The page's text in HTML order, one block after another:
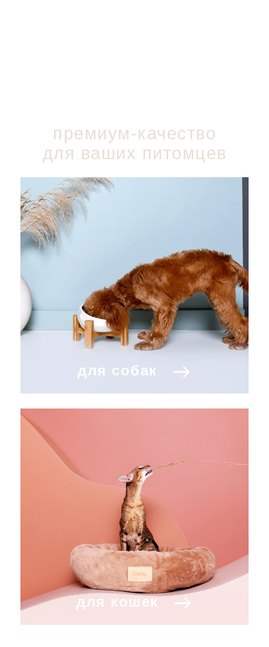
премиум-качество
для ваших питомцев
для кошек
для собак